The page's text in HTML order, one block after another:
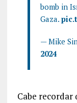
bomb in
Gaza.
— Mike
2024
Cabe recordar